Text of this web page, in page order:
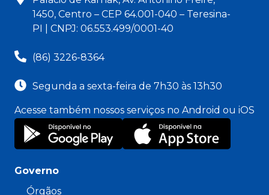
1450, Centro – CEP 64.001-040 – Teresina-
PI | CNPJ: 06.553.499/0001-40
(86) 3226-8364
Segunda a sexta-feira de 7h30 às 13h30
Acesse também nossos serviços no Android ou iOS
Governo
Órgãos